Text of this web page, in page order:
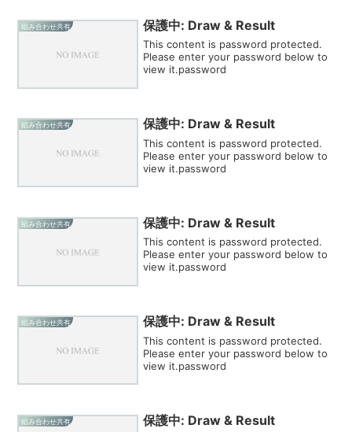
組み合わせ共有 保護中: Draw & Result
This content is password protected.
Please enter your password below to
view it.password
組み合わせ共有 保護中: Draw & Result
This content is password protected.
Please enter your password below to
view it.password
組み合わせ共有 保護中: Draw & Result
This content is password protected.
Please enter your password below to
view it.password
組み合わせ共有 保護中: Draw & Result
This content is password protected.
Please enter your password below to
view it.password
組み合わせ共有 保護中: Draw & Result